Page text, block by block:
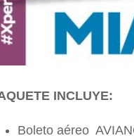
INCLUYE:
Boleto aéreo